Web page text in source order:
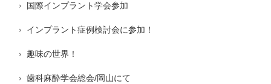
国際インプラント学会参加
インプラント症例検討会に参加！
趣味の世界！
歯科麻酔学会総会/岡山にて